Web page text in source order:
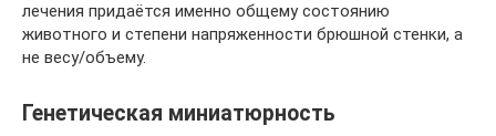
лечения придаётся именно общему состоянию
животного и степени напряженности брюшной стенки, а
не весу/объему.
Генетическая миниатюрность